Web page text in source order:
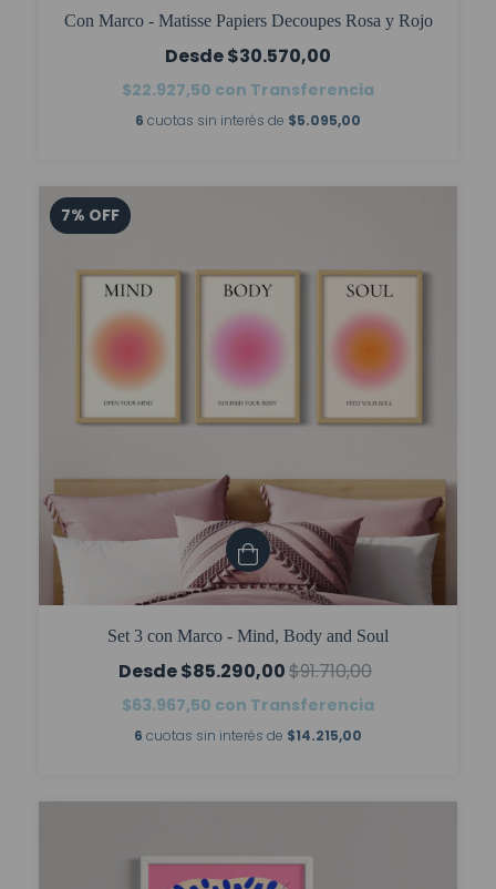
Con Marco - Matisse Papiers Decoupes Rosa y Rojo
$30.570,00
$22.927,50 con Transferencia
6 cuotas sin interés de $5.095,00
7% OFF
Set 3 con Marco - Mind, Body and Soul
$85.290,00$91.710,00
$63.967,50 con Transferencia
6 cuotas sin interés de $14.215,00